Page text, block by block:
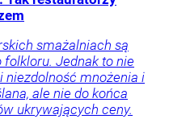
smażalniach są
Jednak to nie
niezdolność mnożenia i
ale nie do końca
ukrywających ceny.